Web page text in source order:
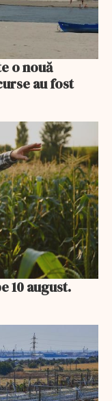
o nouă
au fost
10 august.